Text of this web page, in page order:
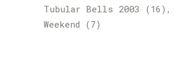
Tubular Bells 2003 (16)
Weekend (7)